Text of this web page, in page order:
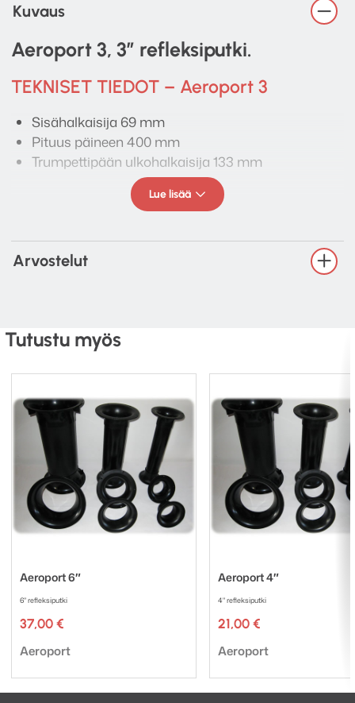
Kuvaus
Aeroport 3, 3″ refleksiputki.
TEKNISET TIEDOT – Aeroport 3
Sisähalkaisija 69 mm
Pituus päineen 400 mm
Trumpettipään ulkohalkaisija 133 mm
Lue lisää
Arvostelut
Tutustu myös
Aeroport 6″
6" refleksiputki
37,00 €
Tuotemerkki:
Aeroport
Aeroport 4″
4" refleksiputki
21,00 €
Tuotemerkki:
Aeroport